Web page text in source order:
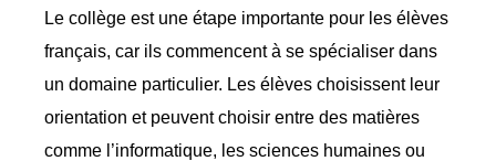
Le collège est une étape importante pour les élèves
français, car ils commencent à se spécialiser dans
un domaine particulier. Les élèves choisissent leur
orientation et peuvent choisir entre des matières
comme l’informatique, les sciences humaines ou